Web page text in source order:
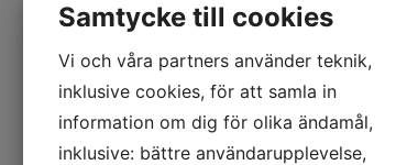
Samtycke till cookies
Vi och våra partners använder teknik,
inklusive cookies, för att samla in
information om dig för olika ändamål,
inklusive: bättre användarupplevelse,